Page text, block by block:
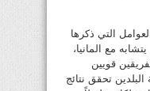
التي ذكرها
مع المانيا،
قويين
تحقق نتائج